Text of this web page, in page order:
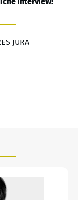
Interview!
JURA